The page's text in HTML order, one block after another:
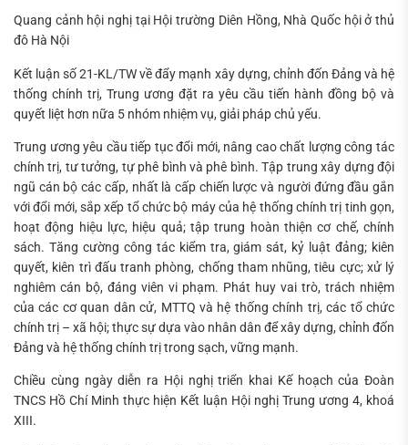
Quang cảnh hội nghị tại Hội trường Diên Hồng, Nhà Quốc hội ở thủ
đô Hà Nội
Kết luận số 21-KL/TW về đẩy mạnh xây dựng, chỉnh đốn Đảng và hệ
thống chính trị, Trung ương đặt ra yêu cầu tiến hành đồng bộ và
quyết liệt hơn nữa 5 nhóm nhiệm vụ, giải pháp chủ yếu.
Trung ương yêu cầu tiếp tục đổi mới, nâng cao chất lượng công tác
chính trị, tư tưởng, tự phê bình và phê bình. Tập trung xây dựng đội
ngũ cán bộ các cấp, nhất là cấp chiến lược và người đứng đầu gắn
với đổi mới, sắp xếp tổ chức bộ máy của hệ thống chính trị tinh gọn,
hoạt động hiệu lực, hiệu quả; tập trung hoàn thiện cơ chế, chính
sách. Tăng cường công tác kiểm tra, giám sát, kỷ luật đảng; kiên
quyết, kiên trì đấu tranh phòng, chống tham nhũng, tiêu cực; xử lý
nghiêm cán bộ, đáng viên vi phạm. Phát huy vai trò, trách nhiệm
của các cơ quan dân cử, MTTQ và hệ thống chính trị, các tổ chức
chính trị – xã hội; thực sự dựa vào nhân dân để xây dựng, chỉnh đốn
Đảng và hệ thống chính trị trong sạch, vững mạnh.
Chiều cùng ngày diễn ra Hội nghị triển khai Kế hoạch của Đoàn
TNCS Hồ Chí Minh thực hiện Kết luận Hội nghị Trung ương 4, khoá
XIII.